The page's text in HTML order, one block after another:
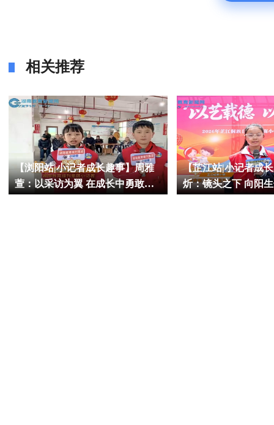
相关推荐
【浏阳站|小记者成长趣事】周雅
萱：以采访为翼 在成长中勇敢绽
【芷江站|小记者成
炘：镜头之下 向阳